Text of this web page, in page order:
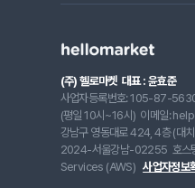
(주) 헬로마켓 대표 : 윤효준
사업자등록번호: 105-87-
(평일 10시~16시) 이메일:
강남구 영동대로 424, 4층 (대
2024-서울강남-02255 호스
Services (AWS) 사업자정보